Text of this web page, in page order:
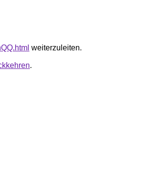
weiterzuleiten.
.